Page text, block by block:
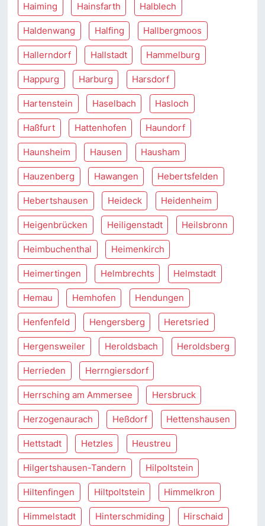
Haiming Hainsfarth Halblech
Haldenwang Halfing Hallbergmoos
Hallerndorf Hallstadt Hammelburg
Happurg Harburg Harsdorf
Hartenstein Haselbach Hasloch
Haßfurt Hattenhofen Haundorf
Haunsheim Hausen Hausham
Hauzenberg Hawangen Hebertsfelden
Hebertshausen Heideck Heidenheim
Heigenbrücken Heiligenstadt Heilsbronn
Heimbuchenthal Heimenkirch
Heimertingen Helmbrechts Helmstadt
Hemau Hemhofen Hendungen
Henfenfeld Hengersberg Heretsried
Hergensweiler Heroldsbach Heroldsberg
Herrieden Herrngiersdorf
Herrsching am Ammersee Hersbruck
Herzogenaurach Heßdorf Hettenshausen
Hettstadt Hetzles Heustreu
Hilgertshausen-Tandern Hilpoltstein
Hiltenfingen Hiltpoltstein Himmelkron
Himmelstadt Hinterschmiding Hirschaid